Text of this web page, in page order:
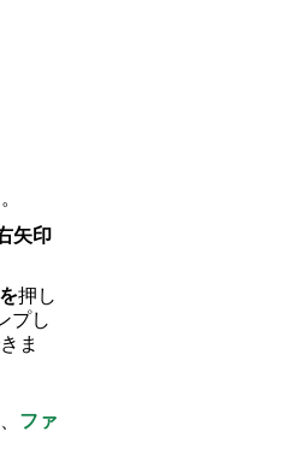
矢印
を押し
プし
ま
、 ファ